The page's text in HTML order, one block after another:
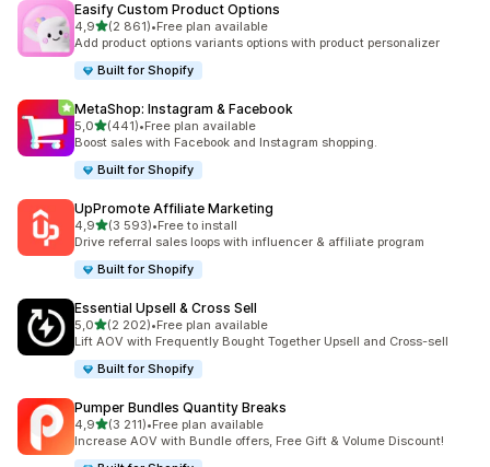
Easify Custom Product Options
4,9na 5 gwiazdek
(2 861)
Łączna liczba recenzji: 2861
•Free plan available
Add product options variants options with product personalizer
Built for Shopify
MetaShop: Instagram & Facebook
5,0na 5 gwiazdek
(441)
Łączna liczba recenzji: 441
•Free plan available
Boost sales with Facebook and Instagram shopping.
Built for Shopify
UpPromote Affiliate Marketing
4,9na 5 gwiazdek
(3 593)
Łączna liczba recenzji: 3593
•Free to install
Drive referral sales loops with influencer & affiliate program
Built for Shopify
Essential Upsell & Cross Sell
5,0na 5 gwiazdek
(2 202)
Łączna liczba recenzji: 2202
•Free plan available
Lift AOV with Frequently Bought Together Upsell and Cross-sell
Built for Shopify
Pumper Bundles Quantity Breaks
4,9na 5 gwiazdek
(3 211)
Łączna liczba recenzji: 3211
•Free plan available
Increase AOV with Bundle offers, Free Gift & Volume Discount!